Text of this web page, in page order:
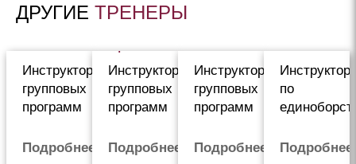
ДРУГИЕ ТРЕНЕРЫ
Михайлова
Инструктор
групповых
программ
Подробнее
Инструктор
групповых
программ
Подробнее
Инструктор
групповых
программ
Подробнее
Инструктор
по
Подробнее